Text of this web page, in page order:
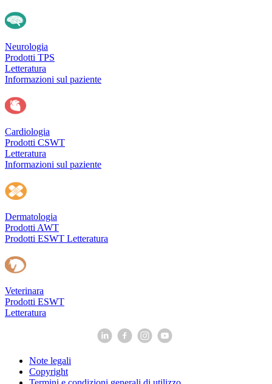
Neurologia
Prodotti TPS
Letteratura
Informazioni sul paziente
Cardiologia
Prodotti CSWT
Letteratura
Informazioni sul paziente
Dermatologia
Prodotti AWT
Prodotti ESWT Letteratura
Veterinara
Prodotti ESWT
Letteratura
Note legali
Copyright